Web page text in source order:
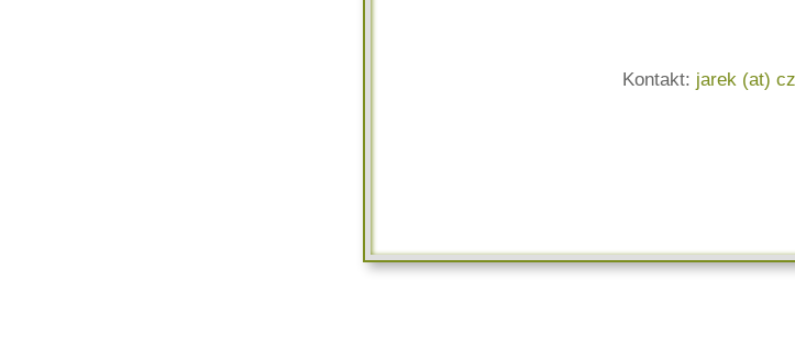
Kontakt: jarek (at)